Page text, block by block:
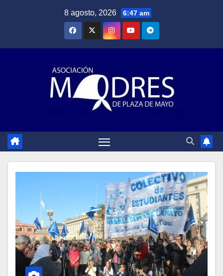
8 agosto, 2026 6:47 am